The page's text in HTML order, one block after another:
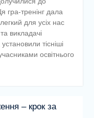
тренінг дала
для усіх нас
викладачі
тісніші
освітнього
– крок за